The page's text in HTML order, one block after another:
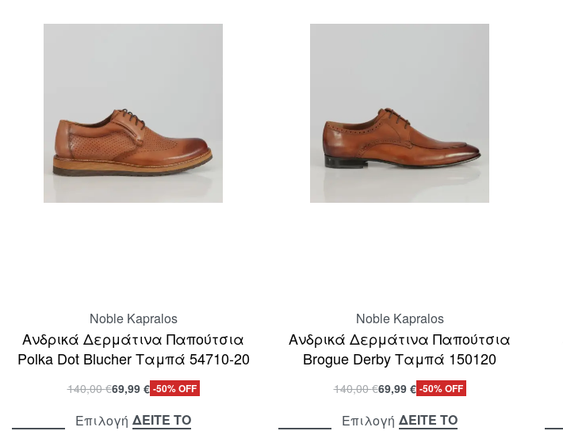
Noble Kapralos
Ανδρικά Δερμάτινα Παπούτσια
Polka Dot Blucher Ταμπά 54710-20
140,00€69,99 € -50% OFF
Επιλογή ΔΕΙΤΕ ΤΟ
Noble Kapralos
Ανδρικά Δερμάτινα Παπούτσια
Brogue Derby Ταμπά 150120
140,00€69,99 € -50% OFF
Επιλογή ΔΕΙΤΕ ΤΟ